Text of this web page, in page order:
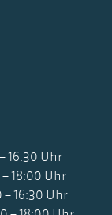
16:30 Uhr
18:00 Uhr
16:30 Uhr